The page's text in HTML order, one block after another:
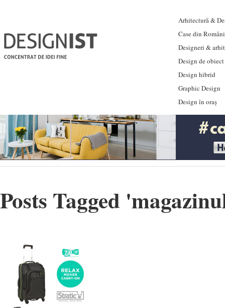
Arhitectură &
Case din
Designeri &
Design de obiect
Design hibrid
Graphic Design
Design în oraș
Posts Tagged '